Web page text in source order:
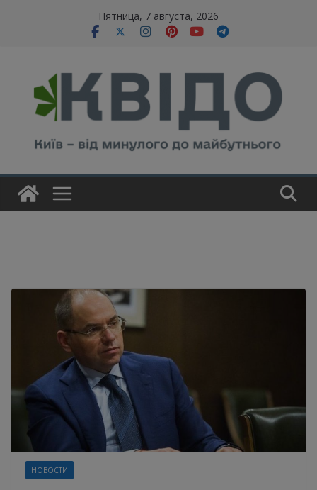
Пятница, 7 августа, 2026
НОВОСТИ
modal-check